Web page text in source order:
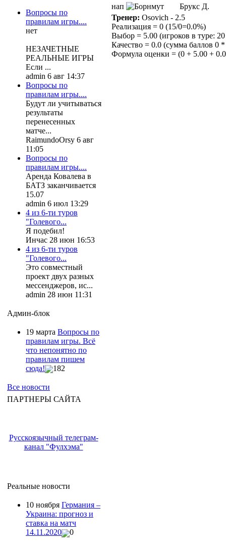
Вопросы по
правилам игры....
нет
НЕЗАЧЕТНЫЕ
РЕАЛЬНЫЕ ИГРЫ
Если ...
admin 6 авг 14:37
Вопросы по
правилам игры....
Будут ли учитываться
результаты
перенесенных
матче...
RaimundoOrsy 6 авг
11:05
Вопросы по
правилам игры....
Аренда Ковалева в
БАТЗ заканчивается
15.07
admin 6 июл 13:29
4 из 6-ти туров
"Голевого...
Я подебил!
Инчас 28 июн 16:53
4 из 6-ти туров
"Голевого...
Это совместный
проект двух разных
мессенджеров, ис...
admin 28 июн 11:31
Админ-блок
19 марта Вопросы по
правилам игры. Всё
что непонятно по
правилам пишем
сюда!
182
Все новости
ПАРТНЕРЫ САЙТА
Русскоязычный телеграм-
канал "Фулхэма"
Реальные новости
10 ноября Германия –
Украина: прогноз и
ставка на матч
14.11.2020
0
нап
Брукс Д.
Тренер: Osovich - 2.5
Реализация = 0 (15/0=0.0%)
Выбор = 5.00 (игроков в туре:
Качество = 0.0 (сумма баллов 0
Формула оценки = (0 + 5.00 +